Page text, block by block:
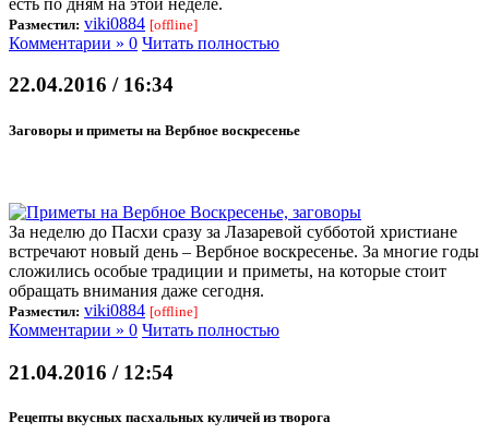
Разместил: viki0884 [offline]
Комментарии » 0 Читать полностью
22.04.2016 / 16:34
Заговоры и приметы на Вербное воскресенье
За неделю до Пасхи сразу за Лазаревой субботой христиане
встречают новый день – Вербное воскресенье. За многие годы
сложились особые традиции и приметы, на которые стоит
обращать внимания даже сегодня.
Разместил: viki0884 [offline]
Комментарии » 0 Читать полностью
21.04.2016 / 12:54
Рецепты вкусных пасхальных куличей из творога